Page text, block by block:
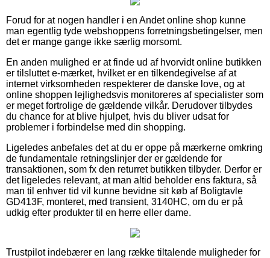
Forud for at nogen handler i en Andet online shop kunne
man egentlig tyde webshoppens forretningsbetingelser, men
det er mange gange ikke særlig morsomt.
En anden mulighed er at finde ud af hvorvidt online butikken
er tilsluttet e-mærket, hvilket er en tilkendegivelse af at
internet virksomheden respekterer de danske love, og at
online shoppen lejlighedsvis monitoreres af specialister som
er meget fortrolige de gældende vilkår. Derudover tilbydes
du chance for at blive hjulpet, hvis du bliver udsat for
problemer i forbindelse med din shopping.
Ligeledes anbefales det at du er oppe på mærkerne omkring
de fundamentale retningslinjer der er gældende for
transaktionen, som fx den returret butikken tilbyder. Derfor er
det ligeledes relevant, at man altid beholder ens faktura, så
man til enhver tid vil kunne bevidne sit køb af Boligtavle
GD413F, monteret, med transient, 3140HC, om du er på
udkig efter produkter til en herre eller dame.
Trustpilot indebærer en lang række tiltalende muligheder for